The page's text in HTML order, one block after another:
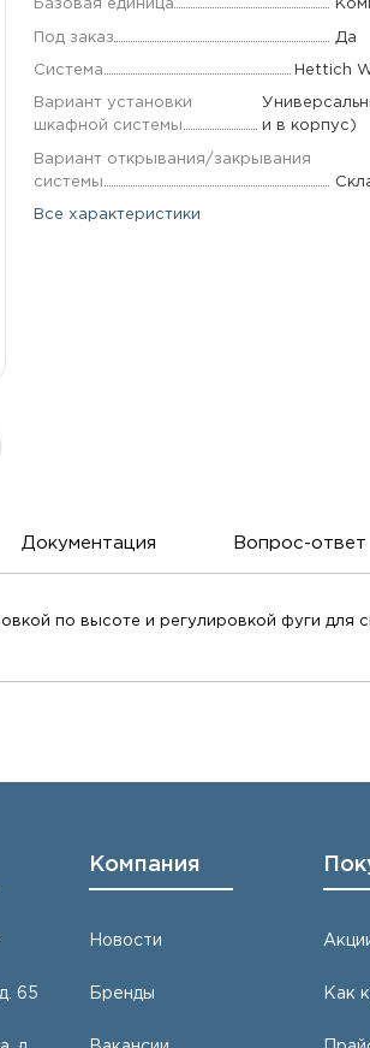
Базовая единица
Под заказ Да
Система Hettich
Вариант установки
шкафной системы
и в корпус)
Вариант открывания/закрывания
системы
Все характеристики
Документация Вопрос-ответ
по высоте и регулировкой фуги
65
Компания
Новости
Бренды Как